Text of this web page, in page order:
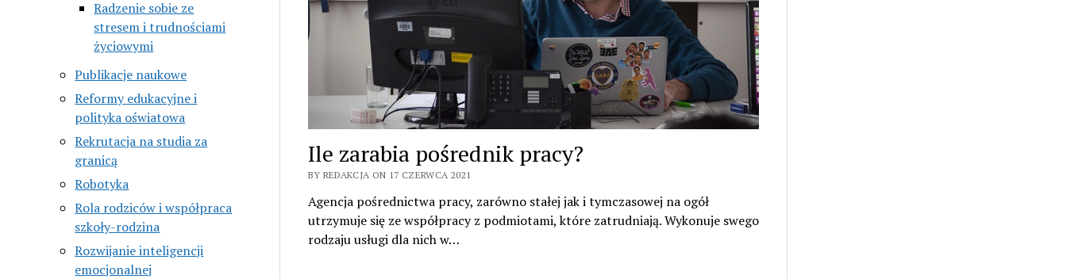
Radzenie sobie ze
stresem i trudnościami
życiowymi
Publikacje naukowe
Reformy edukacyjne i
polityka oświatowa
Rekrutacja na studia za
granicą
Robotyka
Rola rodziców i współpraca
szkoły-rodzina
Rozwijanie inteligencji
emocjonalnej
Ile zarabia pośrednik pracy?
BY REDAKCJA ON 17 CZERWCA 2021
Agencja pośrednictwa pracy, zarówno stałej jak i tymczasowej na ogół
utrzymuje się ze współpracy z podmiotami, które zatrudniają. Wykonuje swego
rodzaju usługi dla nich w…